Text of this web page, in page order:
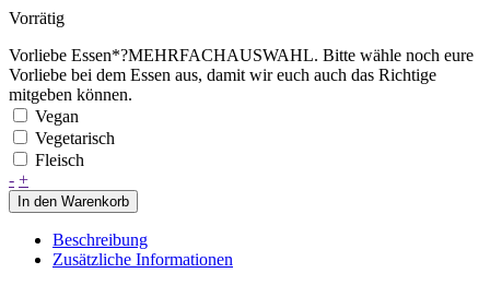
Vorrätig
Vorliebe Essen*?MEHRFACHAUSWAHL. Bitte wähle noch eure
Vorliebe bei dem Essen aus, damit wir euch auch das Richtige
mitgeben können.
Vegan
Vegetarisch
Fleisch
- Alpaka-
Date
für
Zwei
+
In den Warenkorb
Beschreibung
Zusätzliche Informationen